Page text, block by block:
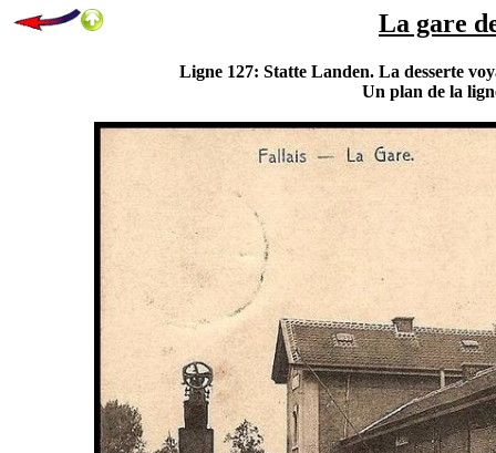
La gare
Ligne 127: Statte Landen. La desserte
Un plan de la